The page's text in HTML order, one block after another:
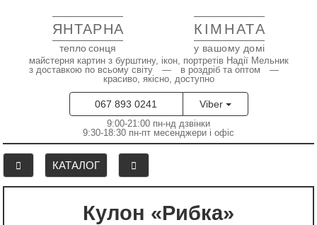
ЯНТАРНА КІМНАТА
тепло сонця у вашому домі
майстерня картин з бурштину, ікон, портретів Надії Мельник
з доставкою по всьому світу — в роздріб та оптом —
красиво, якісно, доступно
067 893 0241 Viber
9:00-21:00 пн-нд дзвінки
9:30-18:30 пн-пт месенджери і офіс
КАТАЛОГ
Кулон «Рибка»